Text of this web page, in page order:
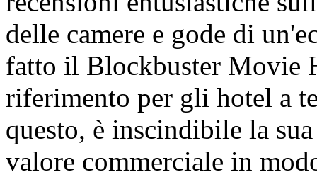
delle camere e gode di
fatto il Blockbuster Movie
riferimento per gli hotel a
questo, è inscindibile la
valore commerciale in